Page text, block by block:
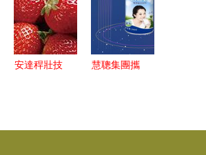
新篇章
(fā)力原料
市場與生物
技術(shù)
推廣服務
術(shù)推
廣服務(wù)
直擊行業
安達稈壯技
慧聰集團攜